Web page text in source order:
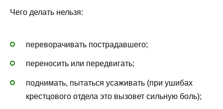
Чего делать нельзя:
переворачивать пострадавшего;
переносить или передвигать;
поднимать, пытаться усаживать (при ушибах
крестцового отдела это вызовет сильную боль);